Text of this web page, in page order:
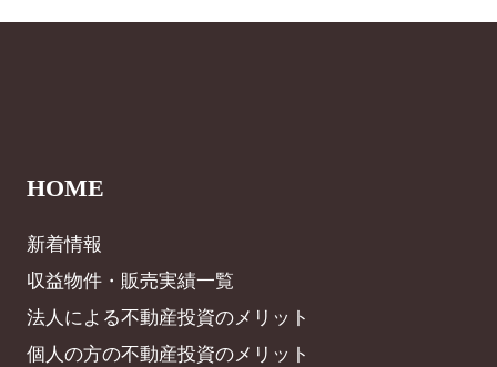
HOME
新着情報
収益物件・販売実績一覧
法人による不動産投資のメリット
個人の方の不動産投資のメリット